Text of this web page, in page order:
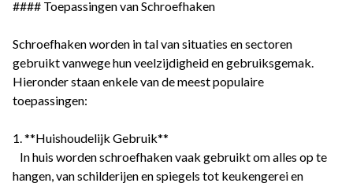
#### Toepassingen van Schroefhaken
Schroefhaken worden in tal van situaties en sectoren
gebruikt vanwege hun veelzijdigheid en gebruiksgemak.
Hieronder staan enkele van de meest populaire
toepassingen:
1. **Huishoudelijk Gebruik**
In huis worden schroefhaken vaak gebruikt om alles op te
hangen, van schilderijen en spiegels tot keukengerei en